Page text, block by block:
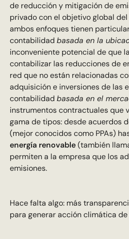
de reducción y mitigación de
privado con el objetivo global
ambos enfoques tienen
contabilidad basada en la
inconveniente potencial de que
contabilizar las reducciones de
red que no están relacionadas
adquisición e inversiones de las
contabilidad basada en el
instrumentos contractuales que
gama de tipos: desde acuerdos
(mejor conocidos como PPAs)
energía renovable(también
permiten a la empresa que los
emisiones.
Hace falta algo: más
para generar acción climática